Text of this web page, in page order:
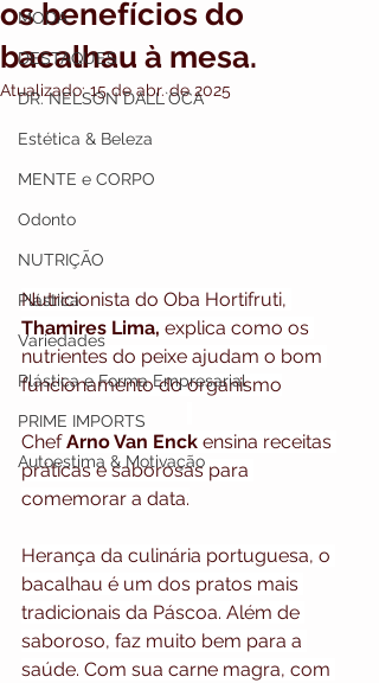
MODA
DESTAQUES
DR. NELSON DALL`OCA
Estética & Beleza
MENTE e CORPO
Odonto
NUTRIÇÃO
Plástica
Variedades
Plástica e Forma Empresarial
PRIME IMPORTS
Autoestima & Motivação
os benefícios do
bacalhau à mesa.
Atualizado:15 de abr. de 2025
Nutricionista do Oba Hortifruti,
Thamires Lima, explica como os
nutrientes do peixe ajudam o bom
funcionamento do organismo
Chef Arno Van Enck ensina receitas
práticas e saborosas para
comemorar a data.
Herança da culinária portuguesa, o
bacalhau é um dos pratos mais
tradicionais da Páscoa. Além de
saboroso, faz muito bem para a
saúde. Com sua carne magra, com